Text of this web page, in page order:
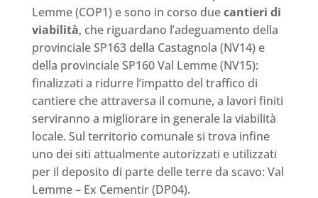
Lemme (COP1) e sono in corso duecantieri di
viabilità, che riguardano l’adeguamento della
provinciale SP163 della Castagnola (NV14) e
della provinciale SP160 Val Lemme (NV15):
finalizzati a ridurre l’impatto del traffico di
cantiere che attraversa il comune, a lavori finiti
serviranno a migliorare in generale la viabilità
locale. Sul territorio comunale si trova infine
uno dei siti attualmente autorizzati e utilizzati
per il deposito di parte delle terre da scavo: Val
Lemme – Ex Cementir (DP04).